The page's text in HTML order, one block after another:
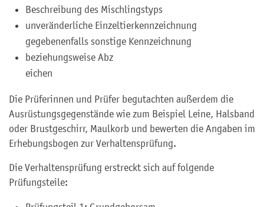
Beschreibung des Mischlingstyps
unveränderliche Einzeltierkennzeichnung
gegebenenfalls sonstige Kennzeichnung
beziehungsweise Abz
eichen
Die Prüferinnen und Prüfer begutachten außerdem die
Ausrüstungsgegenstände wie zum Beispiel Leine, Halsband
oder Brustgeschirr, Maulkorb und bewerten die Angaben im
Erhebungsbogen zur Verhaltensprüfung.
Die Verhaltensprüfung erstreckt sich auf folgende
Prüfungsteile: